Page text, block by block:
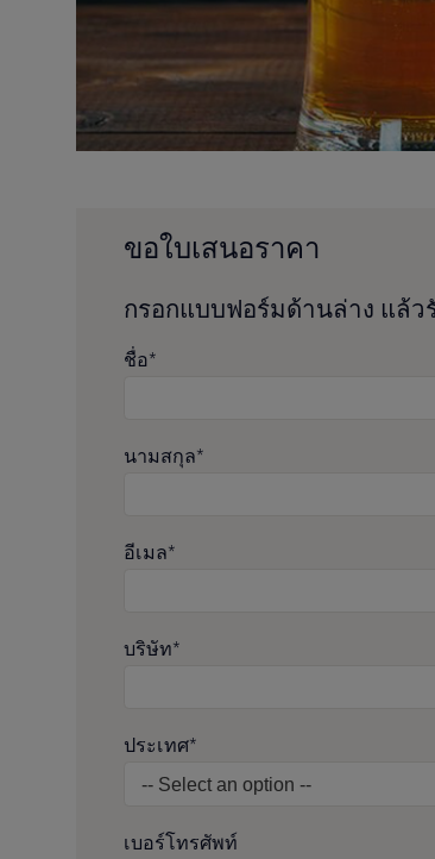
ขอใบเสนอราคา
กรอกแบบฟอร์มด้านล่าง แล้
ชื่อ*
นามสกุล*
อีเมล*
บริษัท*
ประเทศ*
เบอร์โทรศัพท์